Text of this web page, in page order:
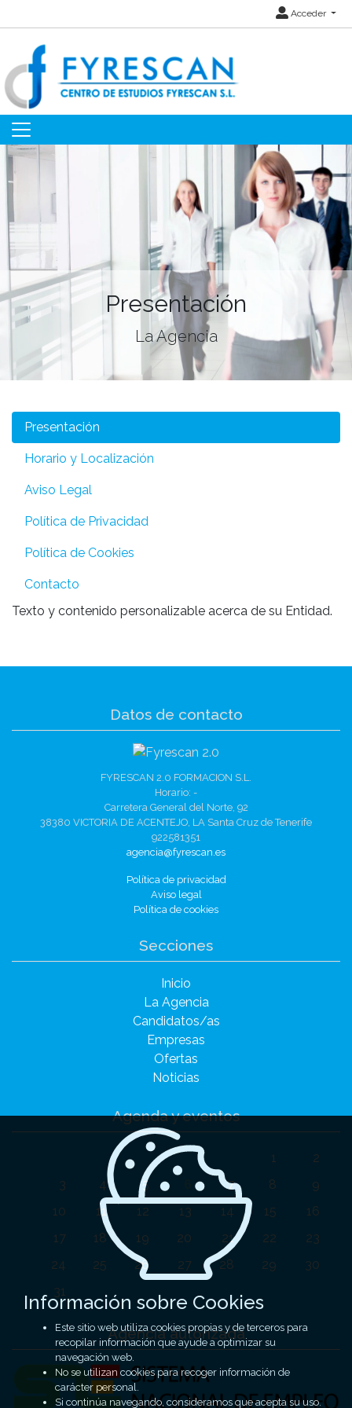
Acceder
Presentación
La Agencia
Presentación
Horario y Localización
Aviso Legal
Política de Privacidad
Política de Cookies
Contacto
Texto y contenido personalizable acerca de su Entidad.
Datos de contacto
FYRESCAN 2.0 FORMACION S.L.
Horario: -
Carretera General del Norte, 92
38380 VICTORIA DE ACENTEJO, LA Santa Cruz de Tenerife
922581351
agencia@fyrescan.es
Política de privacidad
Aviso legal
Política de cookies
Secciones
Inicio
La Agencia
Candidatos/as
Empresas
Ofertas
Noticias
Agenda y eventos
1
2
3
4 5 7 8
9
10
11 12 13 14 15
16
17
18 19 20 21 22
23
24
25 26 27 28 29
30
31
Agencia autorizada
Información sobre Cookies
Este sitio web utiliza cookies propias y de terceros para
recopilar información que ayude a optimizar su
navegación web.
No se utilizan cookies para recoger información de
carácter personal.
Si continúa navegando, consideramos que acepta su uso.